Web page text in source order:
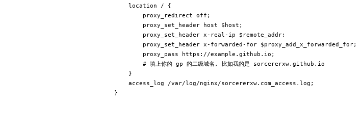
    location / {
        proxy_redirect off;
        proxy_set_header host $host;
        proxy_set_header x-real-ip $remote_addr;
        proxy_set_header x-forwarded-for $proxy_add_x_forwarded_for;
        proxy_pass https://example.github.io;
        # 填上你的 gp 的二级域名, 比如我的是 sorcererxw.github.io
    }
    access_log /var/log/nginx/sorcererxw.com_access.log;
}